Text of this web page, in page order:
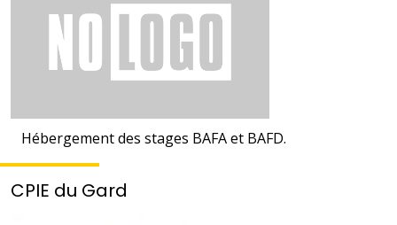
Hébergement des stages BAFA et BAFD.
CPIE du Gard